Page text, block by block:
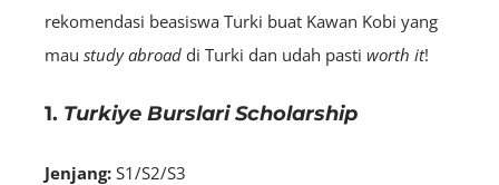
rekomendasi beasiswa Turki buat Kawan Kobi yang
mau study abroad di Turki dan udah pasti worth it!
1. Turkiye Burslari Scholarship
Jenjang: S1/S2/S3